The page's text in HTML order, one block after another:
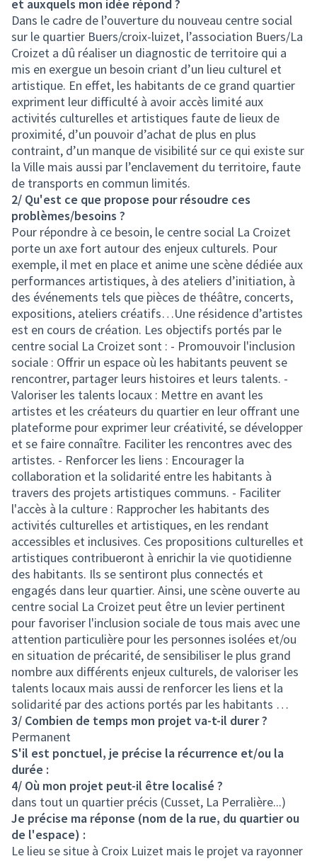
et auxquels mon idée répond ?
Dans le cadre de l’ouverture du nouveau centre social
sur le quartier Buers/croix-luizet, l’association Buers/La
Croizet a dû réaliser un diagnostic de territoire qui a
mis en exergue un besoin criant d’un lieu culturel et
artistique. En effet, les habitants de ce grand quartier
expriment leur difficulté à avoir accès limité aux
activités culturelles et artistiques faute de lieux de
proximité, d’un pouvoir d’achat de plus en plus
contraint, d’un manque de visibilité sur ce qui existe sur
la Ville mais aussi par l’enclavement du territoire, faute
de transports en commun limités.
2/ Qu'est ce que propose pour résoudre ces
problèmes/besoins ?
Pour répondre à ce besoin, le centre social La Croizet
porte un axe fort autour des enjeux culturels. Pour
exemple, il met en place et anime une scène dédiée aux
performances artistiques, à des ateliers d’initiation, à
des événements tels que pièces de théâtre, concerts,
expositions, ateliers créatifs…Une résidence d’artistes
est en cours de création. Les objectifs portés par le
centre social La Croizet sont : - Promouvoir l'inclusion
sociale : Offrir un espace où les habitants peuvent se
rencontrer, partager leurs histoires et leurs talents. -
Valoriser les talents locaux : Mettre en avant les
artistes et les créateurs du quartier en leur offrant une
plateforme pour exprimer leur créativité, se développer
et se faire connaître. Faciliter les rencontres avec des
artistes. - Renforcer les liens : Encourager la
collaboration et la solidarité entre les habitants à
travers des projets artistiques communs. - Faciliter
l'accès à la culture : Rapprocher les habitants des
activités culturelles et artistiques, en les rendant
accessibles et inclusives. Ces propositions culturelles et
artistiques contribueront à enrichir la vie quotidienne
des habitants. Ils se sentiront plus connectés et
engagés dans leur quartier. Ainsi, une scène ouverte au
centre social La Croizet peut être un levier pertinent
pour favoriser l'inclusion sociale de tous mais avec une
attention particulière pour les personnes isolées et/ou
en situation de précarité, de sensibiliser le plus grand
nombre aux différents enjeux culturels, de valoriser les
talents locaux mais aussi de renforcer les liens et la
solidarité par des actions portés par les habitants …
3/ Combien de temps mon projet va-t-il durer ?
Permanent
S'il est ponctuel, je précise la récurrence et/ou la
durée :
4/ Où mon projet peut-il être localisé ?
dans tout un quartier précis (Cusset, La Perralière...)
Je précise ma réponse (nom de la rue, du quartier ou
de l'espace) :
Le lieu se situe à Croix Luizet mais le projet va rayonner